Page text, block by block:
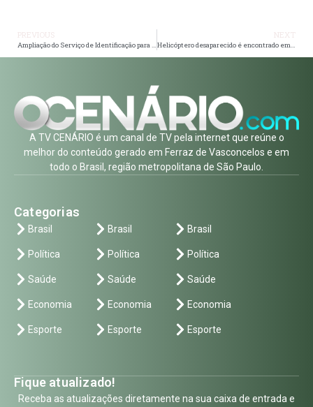
A TV CENÁRIO é um canal de TV pela internet que reúne o
melhor do conteúdo gerado em Ferraz de Vasconcelos e em
todo o Brasil, região metropolitana de São Paulo.
Categorias
Brasil
Política
Saúde
Economia
Esporte
Brasil
Política
Saúde
Economia
Esporte
Brasil
Política
Saúde
Economia
Esporte
Fique atualizado!
Receba as atualizações diretamente na sua caixa de entrada e